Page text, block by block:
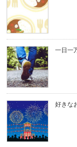
一日一
好きな